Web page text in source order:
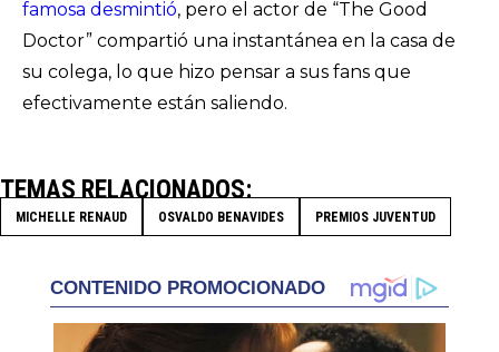
famosa desmintió, pero el actor de “The Good
Doctor” compartió una instantánea en la casa de
su colega, lo que hizo pensar a sus fans que
efectivamente están saliendo.
TEMAS RELACIONADOS
MICHELLE RENAUD OSVALDO BENAVIDES PREMIOS JUVENTUD